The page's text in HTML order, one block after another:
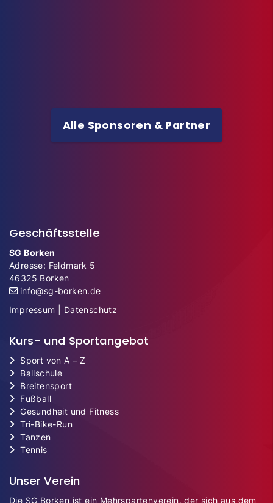
Alle Sponsoren & Partner
Geschäftsstelle
SG Borken
Adresse: Feldmark 5
46325 Borken
info@sg-borken.de
Impressum
Datenschutz
Kurs- und Sportangebot
Sport von A – Z
Ballschule
Breitensport
Fußball
Gesundheit und Fitness
Tri-Bike-Run
Tanzen
Tennis
Unser Verein
Die SG Borken ist ein Mehrspartenverein, der sich aus dem